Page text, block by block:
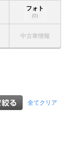
フォト
(0)
中古車情報
全てクリア